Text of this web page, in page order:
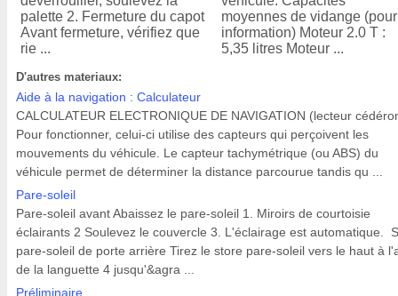
palette 2. Fermeture du capot
Avant fermeture, vérifiez que
rie ...
moyennes de vidange (pour
information) Moteur 2.0 T :
5,35 litres Moteur ...
D'autres materiaux:
Aide à la navigation : Calculateur
CALCULATEUR ELECTRONIQUE DE NAVIGATION (lecteur
Pour fonctionner, celui-ci utilise des capteurs qui perçoivent les
mouvements du véhicule. Le capteur tachymétrique (ou ABS) du
véhicule permet de déterminer la distance parcourue tandis qu ...
Pare-soleil
Pare-soleil avant Abaissez le pare-soleil 1. Miroirs de courtoisie
éclairants 2 Soulevez le couvercle 3. L'éclairage est automatique.
pare-soleil de porte arrière Tirez le store pare-soleil vers le haut à
de la languette 4 jusqu'&agra ...
Préliminaire